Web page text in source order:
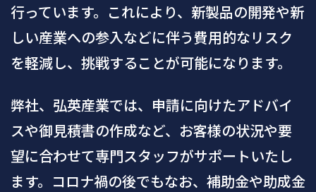
行っています。これにより、新製品の開発や新
しい産業への参入などに伴う費用的なリスク
を軽減し、挑戦することが可能になります。
弊社、弘英産業では、申請に向けたアドバイ
スや御見積書の作成など、お客様の状況や要
望に合わせて専門スタッフがサポートいたし
ます。コロナ禍の後でもなお、補助金や助成金